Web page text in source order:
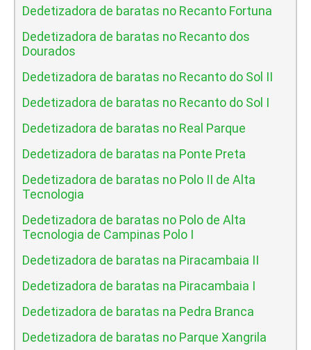
Dedetizadora de baratas no Recanto Fortuna
Dedetizadora de baratas no Recanto dos
Dourados
Dedetizadora de baratas no Recanto do Sol II
Dedetizadora de baratas no Recanto do Sol I
Dedetizadora de baratas no Real Parque
Dedetizadora de baratas na Ponte Preta
Dedetizadora de baratas no Polo II de Alta
Tecnologia
Dedetizadora de baratas no Polo de Alta
Tecnologia de Campinas Polo I
Dedetizadora de baratas na Piracambaia II
Dedetizadora de baratas na Piracambaia I
Dedetizadora de baratas na Pedra Branca
Dedetizadora de baratas no Parque Xangrila